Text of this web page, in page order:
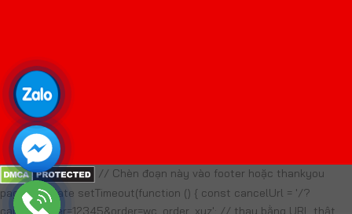
// Chèn đoạn này vào footer hoặc thankyou
page template setTimeout(function () { const cancelUrl = '/?
cancel_order=12345&order=wc_order_xyz'; // thay bằng URL thật